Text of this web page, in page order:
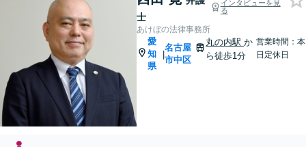
士
インタビューを見
る
あけぼの法律事務所
愛
知
県
|
名古屋
市中区
丸の内駅か
ら徒歩1分
営業時間：本
日定休日